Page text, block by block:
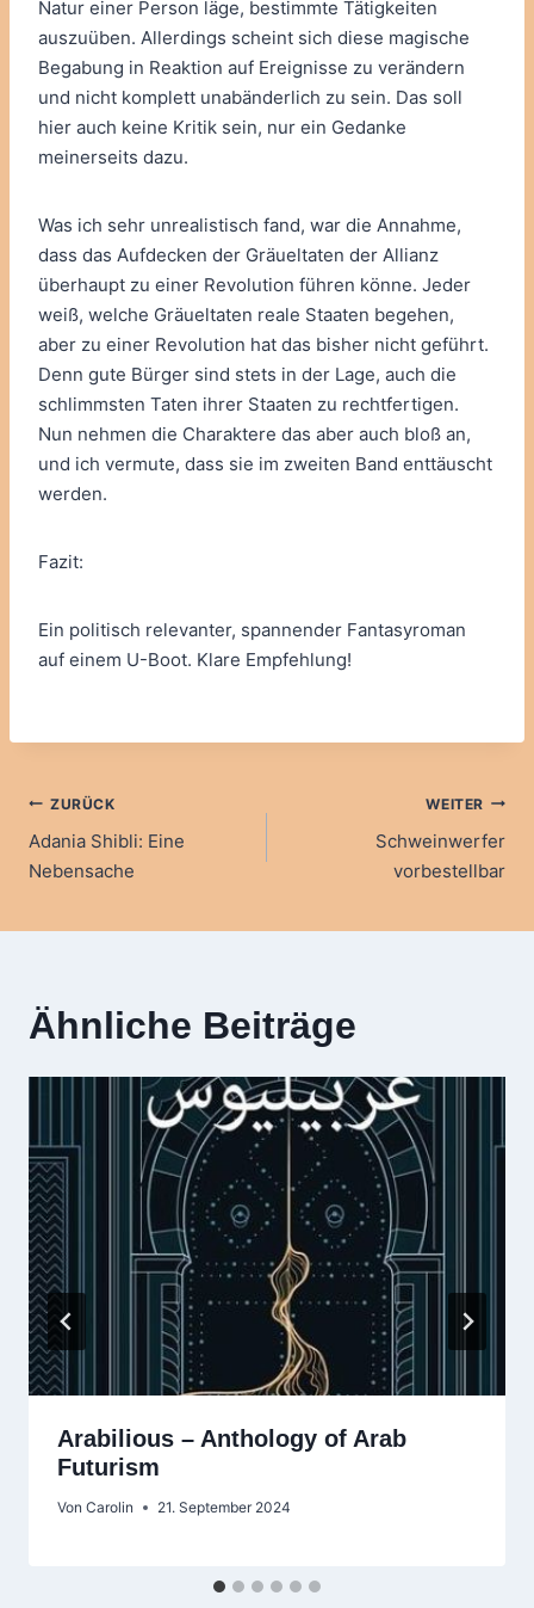
Natur einer Person läge, bestimmte Tätigkeiten
auszuüben. Allerdings scheint sich diese magische
Begabung in Reaktion auf Ereignisse zu verändern
und nicht komplett unabänderlich zu sein. Das soll
hier auch keine Kritik sein, nur ein Gedanke
meinerseits dazu.
Was ich sehr unrealistisch fand, war die Annahme,
dass das Aufdecken der Gräueltaten der Allianz
überhaupt zu einer Revolution führen könne. Jeder
weiß, welche Gräueltaten reale Staaten begehen,
aber zu einer Revolution hat das bisher nicht geführt.
Denn gute Bürger sind stets in der Lage, auch die
schlimmsten Taten ihrer Staaten zu rechtfertigen.
Nun nehmen die Charaktere das aber auch bloß an,
und ich vermute, dass sie im zweiten Band enttäuscht
werden.
Fazit:
Ein politisch relevanter, spannender Fantasyroman
auf einem U-Boot. Klare Empfehlung!
Beitragsnavigation
ZURÜCK
Adania Shibli: Eine
Nebensache
WEITER
Schweinwerfer
vorbestellbar
Ähnliche Beiträge
Arabilious – Anthology of Arab
Futurism
Von Carolin 21. September 2024